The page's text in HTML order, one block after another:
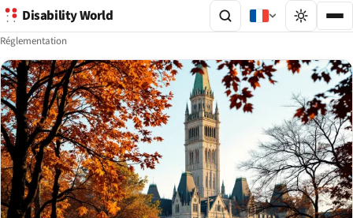
Disability World
Réglementation